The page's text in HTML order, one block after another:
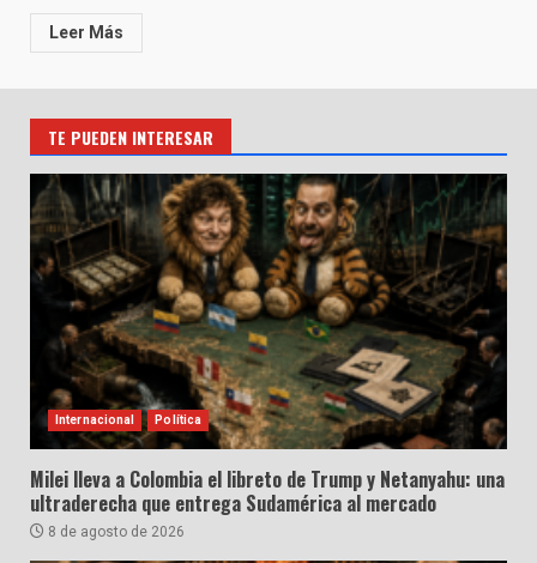
Leer Más
TE PUEDEN INTERESAR
Internacional Política
Milei lleva a Colombia el libreto de Trump y Netanyahu: una
ultraderecha que entrega Sudamérica al mercado
8 de agosto de 2026